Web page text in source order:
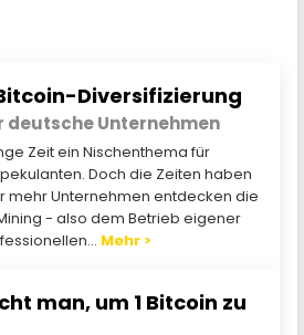
Diversifizierung
deutsche Unternehmen
Zeit ein Nischenthema für
Doch die Zeiten haben
mehr Unternehmen entdecken die
- also dem Betrieb eigener
Mehr >
man, um 1 Bitcoin zu